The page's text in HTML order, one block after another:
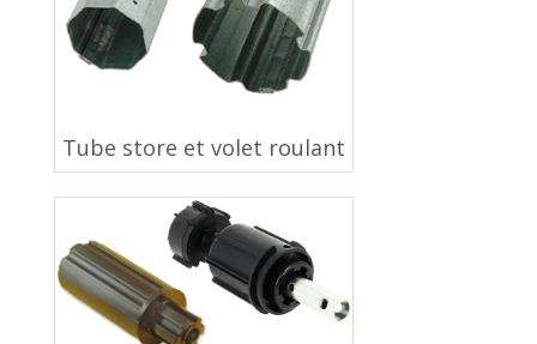
Tube store et volet roulant